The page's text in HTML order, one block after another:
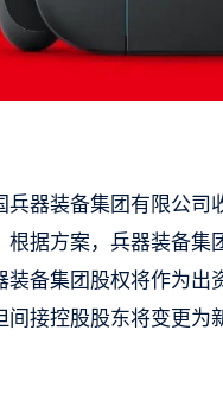
器装备集团有限公司
据方案，兵器装备集
备集团股权将作为
接控股股东将变更为